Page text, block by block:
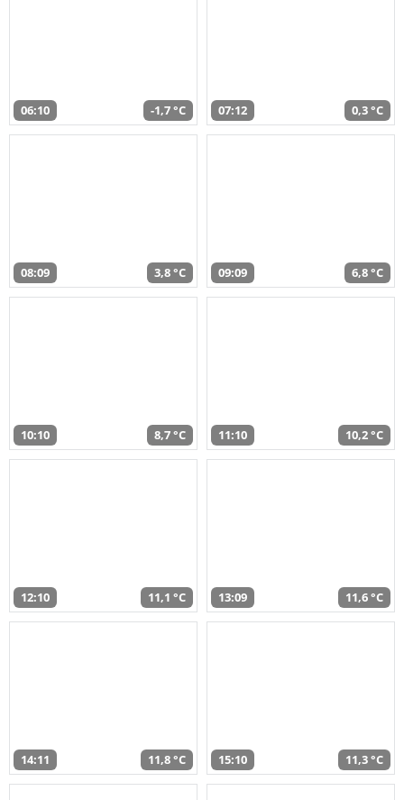
06:10 -1,7 °C 07:12 0,3 °C
08:09 3,8 °C 09:09 6,8 °C
10:10 8,7 °C 11:10 10,2 °C
12:10 11,1 °C 13:09 11,6 °C
14:11 11,8 °C 15:10 11,3 °C